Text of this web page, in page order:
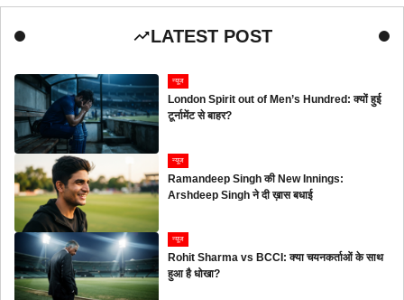
LATEST POST
न्यूज
London Spirit out of Men’s Hundred: क्यों हुई
टूर्नामेंट से बाहर?
न्यूज
Ramandeep Singh की New Innings:
Arshdeep Singh ने दी ख़ास बधाई
न्यूज
Rohit Sharma vs BCCI: क्या चयनकर्ताओं के साथ
हुआ है धोखा?